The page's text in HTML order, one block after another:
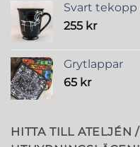
Svart tekopp
255 kr
Grytlappar
65 kr
HITTA TILL ATELJÉN /